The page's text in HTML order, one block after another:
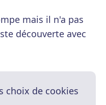
mais il n'a pas
découverte avec
choix de cookies